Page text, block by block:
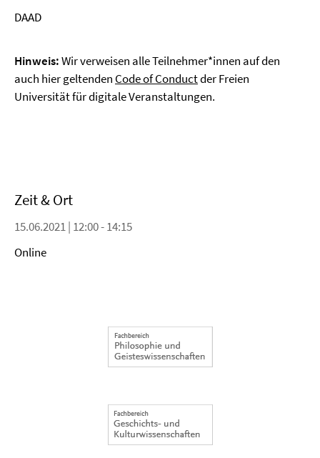
DAAD
Hinweis:Wir verweisen alle Teilnehmer*innen auf den
auch hier geltenden Code of Conductder Freien
Universität für digitale Veranstaltungen.
Zeit & Ort
15.06.2021 | 12:00 - 14:15
Online